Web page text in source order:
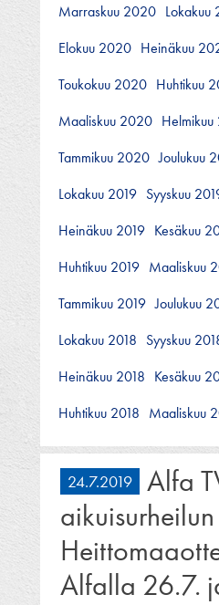
Marraskuu 2020 Lokakuu
Elokuu 2020 Heinäkuu
Toukokuu 2020 Huhtikuu
Maaliskuu 2020
Tammikuu 2020 Joulukuu
Lokakuu 2019 Syyskuu
Heinäkuu 2019 Kesäkuu
Huhtikuu 2019 Maaliskuu
Tammikuu 2019 Joulukuu
Lokakuu 2018 Syyskuu
Heinäkuu 2018 Kesäkuu
Huhtikuu 2018 Maaliskuu
24.7.2019
Alfa
Alfalla 26.7.